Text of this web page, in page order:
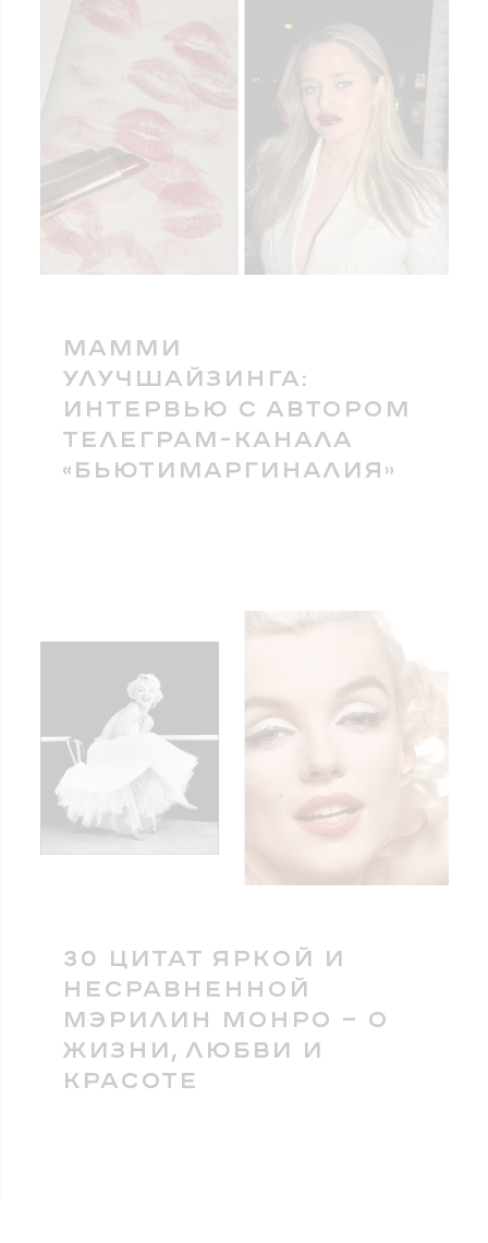
МАММИ
УЛУЧШАЙЗИНГА:
ИНТЕРВЬЮ С АВТОРОМ
ТЕЛЕГРАМ-КАНАЛА
«БЬЮТИМАРГИНАЛИЯ»
30 ЦИТАТ ЯРКОЙ И
НЕСРАВНЕННОЙ
МЭРИЛИН МОНРО — О
ЖИЗНИ, ЛЮБВИ И
КРАСОТЕ